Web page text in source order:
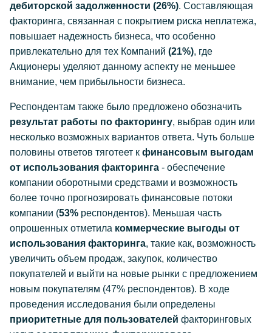
дебиторской задолженности (26%). Составляющая
факторинга, связанная с покрытием риска неплатежа,
повышает надежность бизнеса, что особенно
привлекательно для тех Компаний (21%), где
Акционеры уделяют данному аспекту не меньшее
внимание, чем прибыльности бизнеса.
Респондентам также было предложено обозначить
результат работы по факторингу, выбрав один или
несколько возможных вариантов ответа. Чуть больше
половины ответов тяготеет к финансовым выгодам
от использования факторинга - обеспечение
компании оборотными средствами и возможность
более точно прогнозировать финансовые потоки
компании (53% респондентов). Меньшая часть
опрошенных отметила коммерческие выгоды от
использования факторинга, такие как, возможность
увеличить объем продаж, закупок, количество
покупателей и выйти на новые рынки с предложением
новым покупателям (47% респондентов). В ходе
проведения исследования были определены
приоритетные для пользователей факторинговых